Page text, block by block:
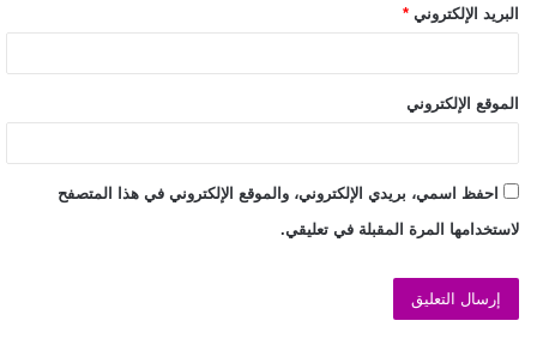
البريد الإلكتروني *
الموقع الإلكتروني
احفظ اسمي، بريدي الإلكتروني، والموقع الإلكتروني في هذا المتصفح
لاستخدامها المرة المقبلة في تعليقي.